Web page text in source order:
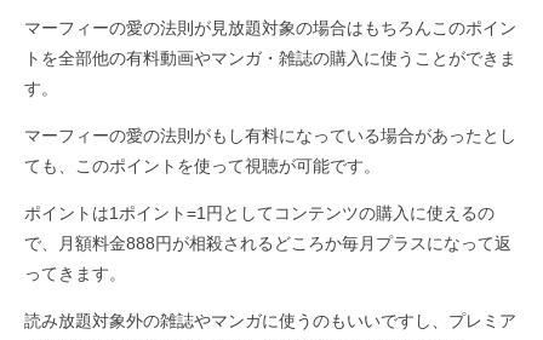
マーフィーの愛の法則が見放題対象の場合はもちろんこのポイン
トを全部他の有料動画やマンガ・雑誌の購入に使うことができま
す。
マーフィーの愛の法則がもし有料になっている場合があったとし
ても、このポイントを使って視聴が可能です。
ポイントは1ポイント=1円としてコンテンツの購入に使えるの
で、月額料金888円が相殺されるどころか毎月プラスになって返
ってきます。
読み放題対象外の雑誌やマンガに使うのもいいですし、プレミア